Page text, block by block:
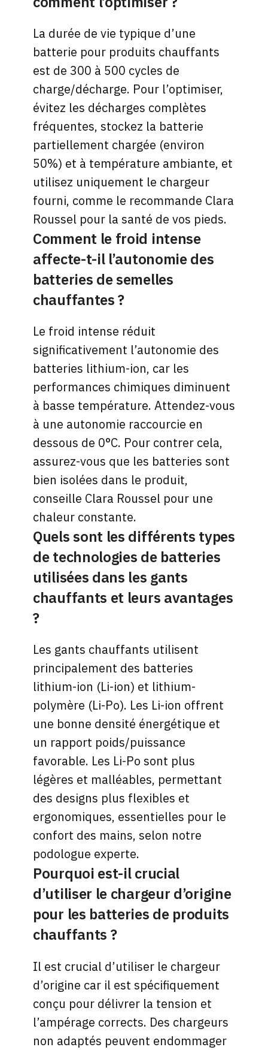
La durée de vie typique d’une
batterie pour produits chauffants
est de 300 à 500 cycles de
charge/décharge. Pour l’optimiser,
évitez les décharges complètes
fréquentes, stockez la batterie
partiellement chargée (environ
50%) et à température ambiante, et
utilisez uniquement le chargeur
fourni, comme le recommande Clara
Roussel pour la santé de vos pieds.
Comment le froid intense
affecte-t-il l’autonomie des
batteries de semelles
chauffantes ?
Le froid intense réduit
significativement l’autonomie des
batteries lithium-ion, car les
performances chimiques diminuent
à basse température. Attendez-vous
à une autonomie raccourcie en
dessous de 0°C. Pour contrer cela,
assurez-vous que les batteries sont
bien isolées dans le produit,
conseille Clara Roussel pour une
chaleur constante.
Quels sont les différents types
de technologies de batteries
utilisées dans les gants
chauffants et leurs avantages
?
Les gants chauffants utilisent
principalement des batteries
lithium-ion (Li-ion) et lithium-
polymère (Li-Po). Les Li-ion offrent
une bonne densité énergétique et
un rapport poids/puissance
favorable. Les Li-Po sont plus
légères et malléables, permettant
des designs plus flexibles et
ergonomiques, essentielles pour le
confort des mains, selon notre
podologue experte.
Pourquoi est-il crucial
d’utiliser le chargeur d’origine
pour les batteries de produits
chauffants ?
Il est crucial d’utiliser le chargeur
d’origine car il est spécifiquement
conçu pour délivrer la tension et
l’ampérage corrects. Des chargeurs
non adaptés peuvent endommager